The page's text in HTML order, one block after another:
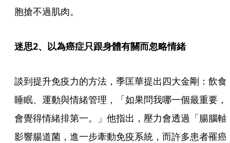
胞搶不過肌肉。
迷思2、以為癌症只跟身體有關而忽略情緒
談到提升免疫力的方法，季匡華提出四大金剛：飲食
睡眠、運動與情緒管理，「如果問我哪一個最重要，
會覺得情緒排第一。」他指出，壓力會透過「腸腦軸
影響腸道菌，進一步牽動免疫系統，而許多患者罹癌